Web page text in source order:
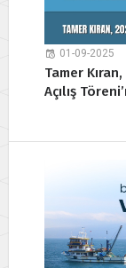
01-09-2025
Tamer
Açılış